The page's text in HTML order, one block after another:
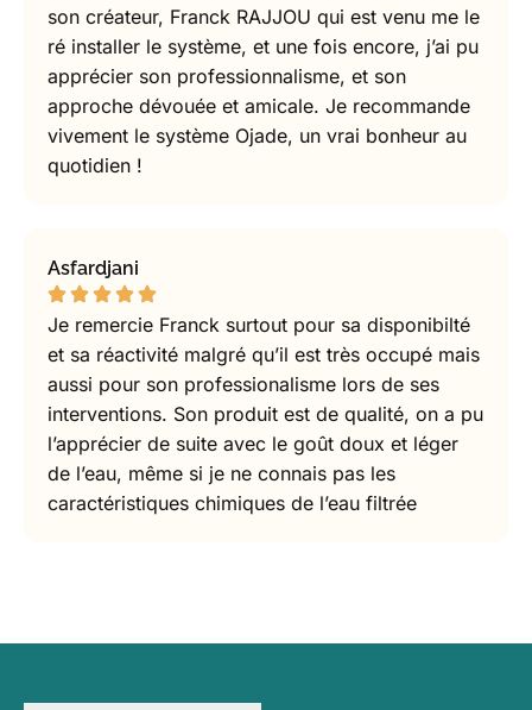
son créateur, Franck RAJJOU qui est venu me le
ré installer le système, et une fois encore, j’ai pu
apprécier son professionnalisme, et son
approche dévouée et amicale. Je recommande
vivement le système Ojade, un vrai bonheur au
quotidien !
Asfardjani
Je remercie Franck surtout pour sa disponibilté
et sa réactivité malgré qu’il est très occupé mais
aussi pour son professionalisme lors de ses
interventions. Son produit est de qualité, on a pu
l’apprécier de suite avec le goût doux et léger
de l’eau, même si je ne connais pas les
caractéristiques chimiques de l’eau filtrée